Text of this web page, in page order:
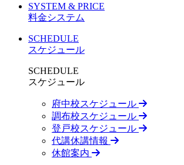
SYSTEM & PRICE
料金システム
SCHEDULE
スケジュール
SCHEDULE
スケジュール
府中校スケジュール
調布校スケジュール
登戸校スケジュール
代講休講情報
休館案内